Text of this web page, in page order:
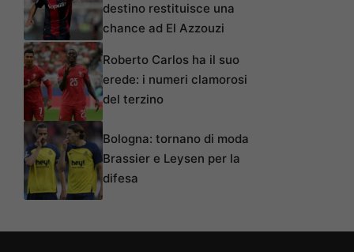
destino restituisce una
chance ad El Azzouzi
Roberto Carlos ha il suo
erede: i numeri clamorosi
del terzino
Bologna: tornano di moda
Brassier e Leysen per la
difesa